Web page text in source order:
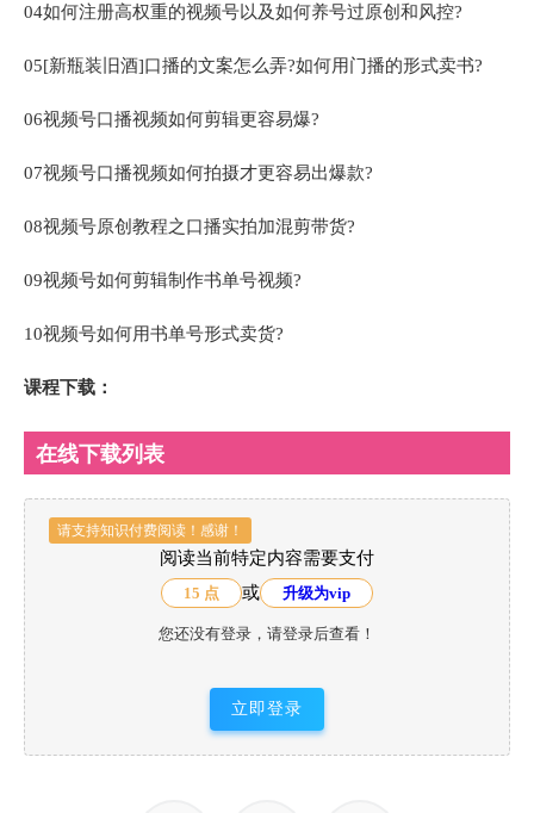
04如何注册高权重的视频号以及如何养号过原创和风控?
05[新瓶装旧酒]口播的文案怎么弄?如何用门播的形式卖书?
06视频号口播视频如何剪辑更容易爆?
07视频号口播视频如何拍摄才更容易出爆款?
08视频号原创教程之口播实拍加混剪带货?
09视频号如何剪辑制作书单号视频?
10视频号如何用书单号形式卖货?
课程下载：
在线下载列表
请支持知识付费阅读！感谢！
阅读当前特定内容需要支付
15 点 或 升级为vip
您还没有登录，请登录后查看！
立即登录